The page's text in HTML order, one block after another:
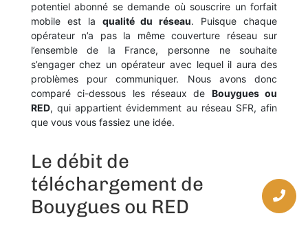
potentiel abonné se demande où souscrire un forfait
mobile est la qualité du réseau. Puisque chaque
opérateur n’a pas la même couverture réseau sur
l’ensemble de la France, personne ne souhaite
s’engager chez un opérateur avec lequel il aura des
problèmes pour communiquer. Nous avons donc
comparé ci-dessous les réseaux de Bouygues ou
RED, qui appartient évidemment au réseau SFR, afin
que vous vous fassiez une idée.
Le débit de
téléchargement de
Bouygues ou RED